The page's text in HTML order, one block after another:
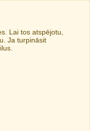
Lai tos atspējotu,
Ja turpināsit